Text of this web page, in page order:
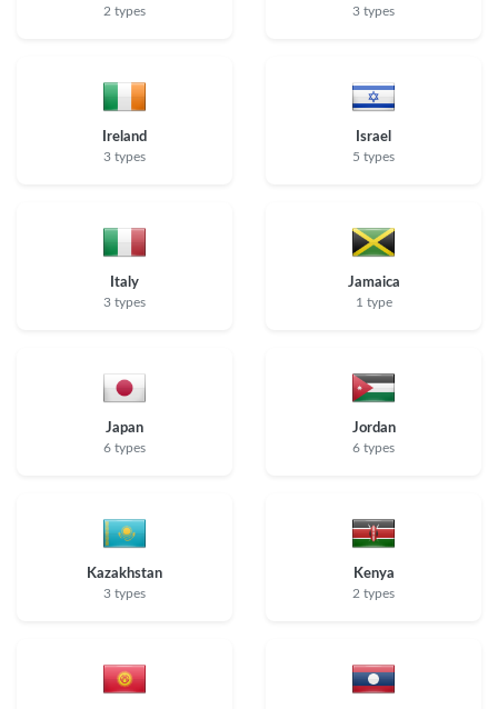
2 types 3 types
Ireland
3 types
Israel
5 types
Italy
3 types
Jamaica
1 type
Japan
6 types
Jordan
6 types
Kazakhstan
3 types
Kenya
2 types